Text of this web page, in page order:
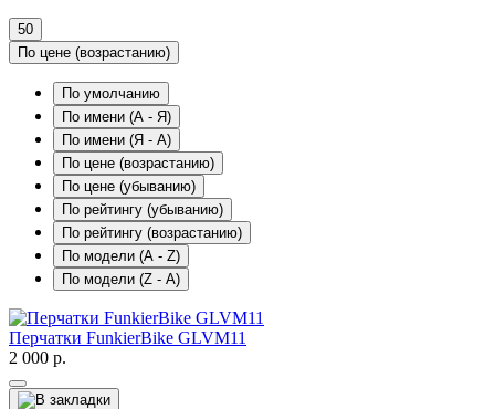
50
По цене (возрастанию)
По умолчанию
По имени (A - Я)
По имени (Я - A)
По цене (возрастанию)
По цене (убыванию)
По рейтингу (убыванию)
По рейтингу (возрастанию)
По модели (A - Z)
По модели (Z - A)
Перчатки FunkierBike GLVM11
2 000 р.